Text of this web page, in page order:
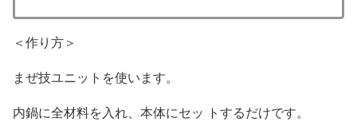
＜作り方＞
まぜ技ユニットを使います。
内鍋に全材料を入れ、本体にセッ トするだけです。